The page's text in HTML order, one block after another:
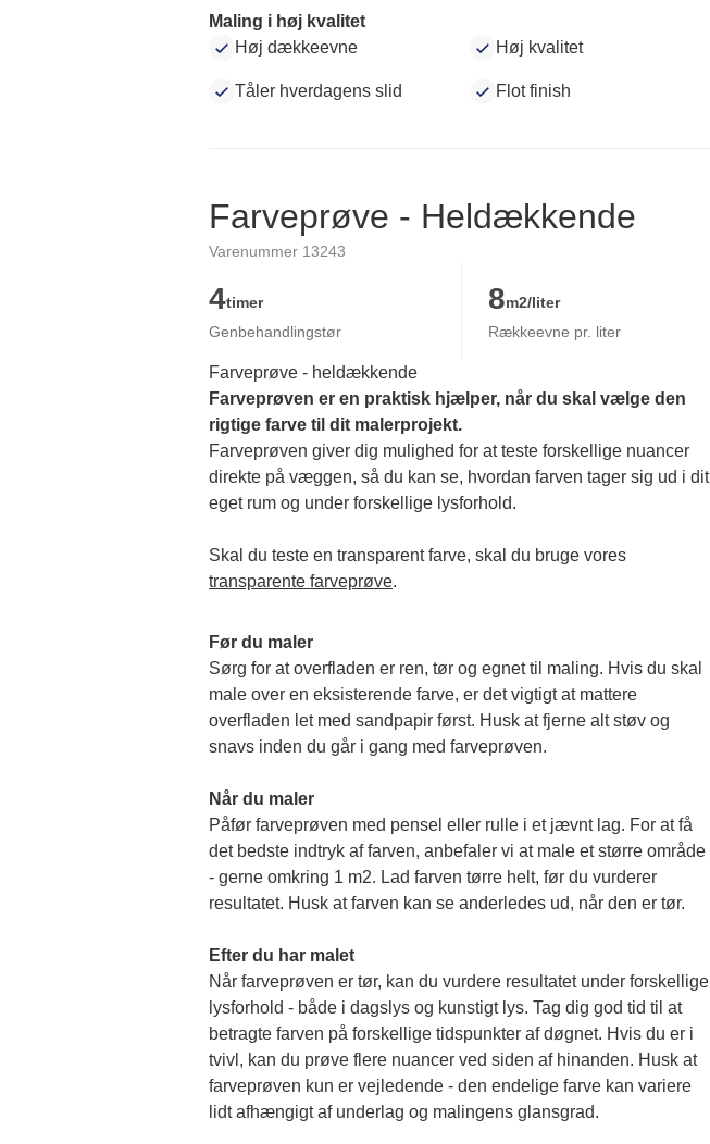
Maling i høj kvalitet
Høj dækkeevne
Høj kvalitet
Tåler hverdagens slid Flot finish
Farveprøve - Heldækkende
Varenummer 13243
4timer
Genbehandlingstør
8m2/liter
Rækkeevne pr. liter
Farveprøve - heldækkende
Farveprøven er en praktisk hjælper, når du skal vælge den
rigtige farve til dit malerprojekt.
Farveprøven giver dig mulighed for at teste forskellige nuancer
direkte på væggen, så du kan se, hvordan farven tager sig ud i dit
eget rum og under forskellige lysforhold.
transparente farveprøve.
Før du maler
Sørg for at overfladen er ren, tør og egnet til maling. Hvis du skal
male over en eksisterende farve, er det vigtigt at mattere
overfladen let med sandpapir først. Husk at fjerne alt støv og
snavs inden du går i gang med farveprøven.
Når du maler
Påfør farveprøven med pensel eller rulle i et jævnt lag. For at få
det bedste indtryk af farven, anbefaler vi at male et større område
- gerne omkring 1 m2. Lad farven tørre helt, før du vurderer
resultatet. Husk at farven kan se anderledes ud, når den er tør.
Efter du har malet
Når farveprøven er tør, kan du vurdere resultatet under forskellige
lysforhold - både i dagslys og kunstigt lys. Tag dig god tid til at
betragte farven på forskellige tidspunkter af døgnet. Hvis du er i
tvivl, kan du prøve flere nuancer ved siden af hinanden. Husk at
farveprøven kun er vejledende - den endelige farve kan variere
lidt afhængigt af underlag og malingens glansgrad.